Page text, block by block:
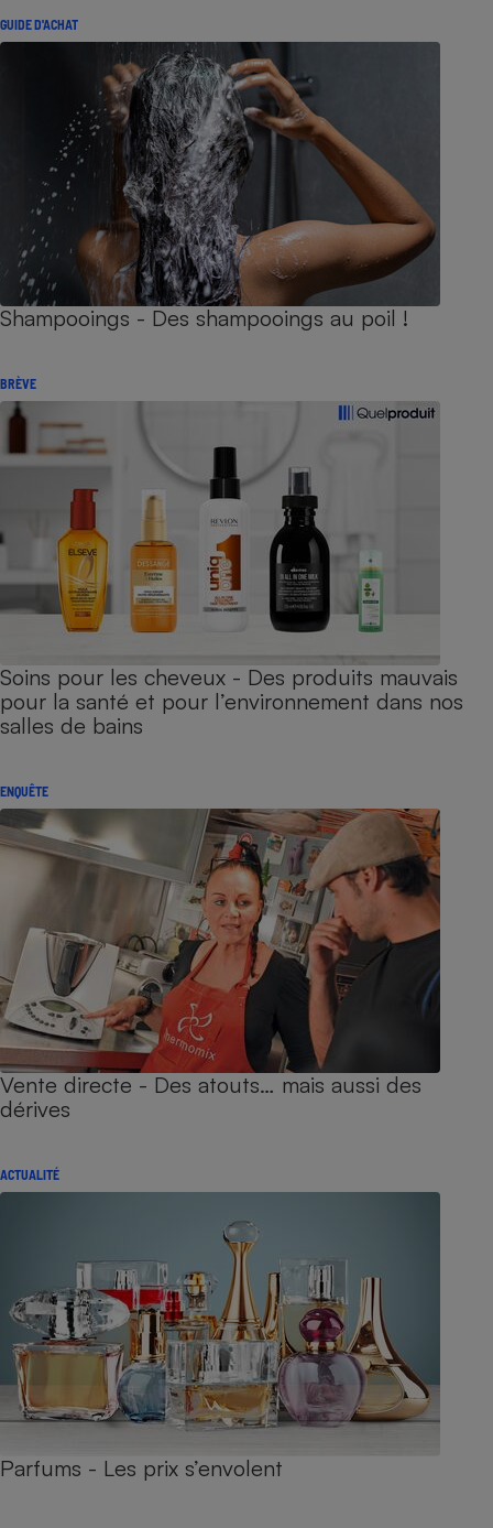
GUIDE D'ACHAT
Shampooings - Des shampooings au poil !
BRÈVE
Soins pour les cheveux - Des produits mauvais
pour la santé et pour l’environnement dans nos
salles de bains
ENQUÊTE
Vente directe - Des atouts… mais aussi des
dérives
ACTUALITÉ
Parfums - Les prix s’envolent